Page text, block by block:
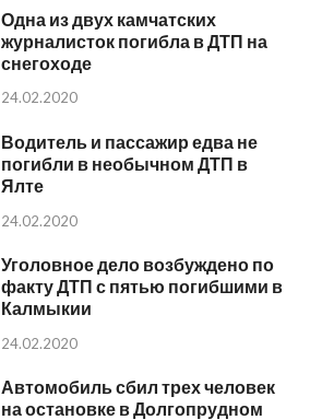
Одна из двух камчатских
журналисток погибла в ДТП на
снегоходе
24.02.2020
Водитель и пассажир едва не
погибли в необычном ДТП в
Ялте
24.02.2020
Уголовное дело возбуждено по
факту ДТП с пятью погибшими в
Калмыкии
24.02.2020
Автомобиль сбил трех человек
на остановке в Долгопрудном